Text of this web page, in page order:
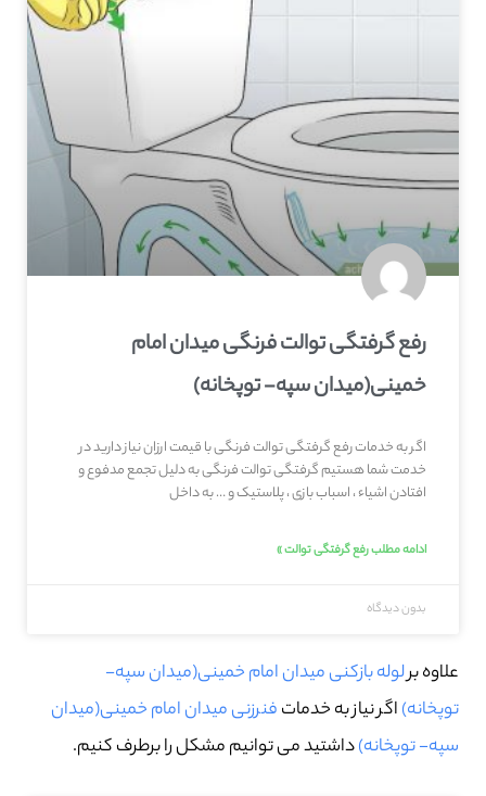
رفع گرفتگی توالت فرنگی میدان امام
خمینی(میدان سپه- توپخانه)
اگر به خدمات رفع گرفتگی توالت فرنگی با قیمت ارزان نیاز دارید در
خدمت شما هستیم گرفتگی توالت فرنگی به دلیل تجمع مدفوع و
افتادن اشیاء ، اسباب بازی ، پلاستیک و … به داخل
ادامه مطلب رفع گرفتگی توالت »
بدون دیدگاه
علاوه برلوله بازکنی میدان امام خمینی(میدان سپه-
توپخانه)اگر نیاز به خدماتفنرزنی میدان امام خمینی(میدان
سپه- توپخانه)داشتید می توانیم مشکل را برطرف کنیم.